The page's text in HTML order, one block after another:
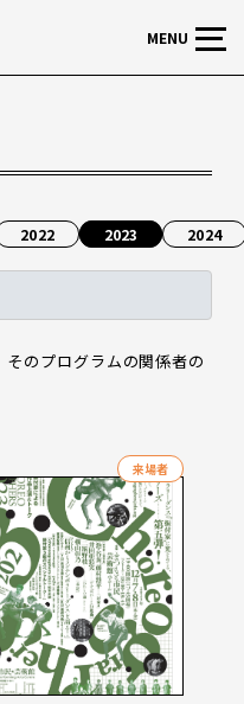
MENU
2022 2023 2024
のプログラムの関係者の
来場者